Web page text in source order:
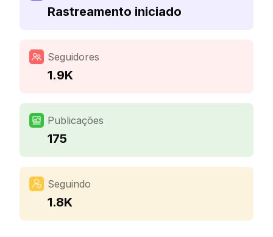
Rastreamento iniciado
Seguidores
1.9K
Publicações
175
Seguindo
1.8K